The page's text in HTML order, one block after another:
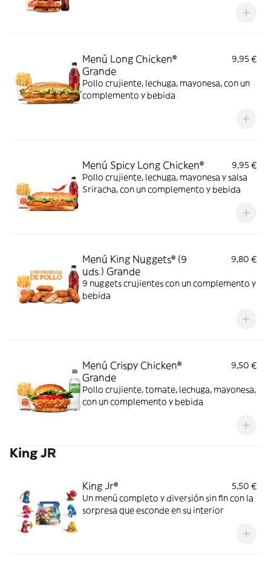
elijas, y disfruta de pollo Crispy Chicken®
Menú Long Chicken®
Grande
9,95 €
Pollo crujiente, lechuga, mayonesa, con un
complemento y bebida
Menú Spicy Long Chicken®
9,95 €
Pollo crujiente, lechuga, mayonesa y salsa
Sriracha, con un complemento y bebida
Menú King Nuggets® (9
uds.) Grande
9,80 €
9 nuggets crujientes con un complemento y
bebida
Menú Crispy Chicken®
Grande
9,50 €
Pollo crujiente, tomate, lechuga, mayonesa,
con un complemento y bebida
King JR
King Jr®
5,50 €
Un menú completo y diversión sin fin con la
sorpresa que esconde en su interior